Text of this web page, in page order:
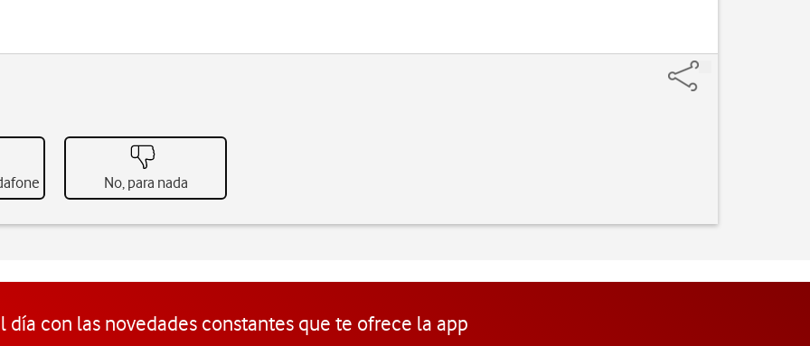
No, para nada
día con las novedades constantes que te ofrece la app